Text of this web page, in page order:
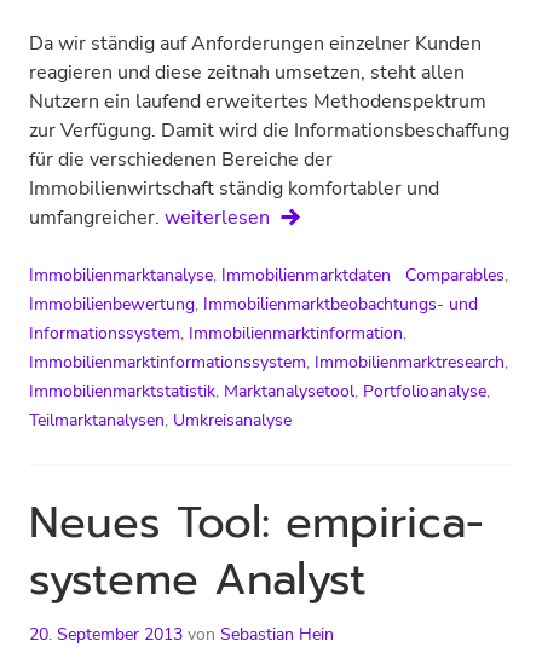
Da wir ständig auf Anforderungen einzelner Kunden
reagieren und diese zeitnah umsetzen, steht allen
Nutzern ein laufend erweitertes Methoden­spektrum
zur Verfügung. Damit wird die Informations­beschaffung
für die verschiedenen Bereiche der
Immobilienwirtschaft ständig komfortabler und
umfangreicher. empirica-
Update
Q4-
2015
weiterlesen
Immobilienmarktanalyse, Immobilienmarktdaten Comparables,
Immobilienbewertung, Immobilienmarktbeobachtungs- und
Informationssystem, Immobilienmarktinformation,
Immobilienmarktinformationssystem, Immobilienmarktresearch,
Immobilienmarktstatistik, Marktanalysetool, Portfolioanalyse,
Teilmarktanalysen, Umkreisanalyse
Neues Tool: empirica-
systeme Analyst
20. September 2013 von Sebastian Hein